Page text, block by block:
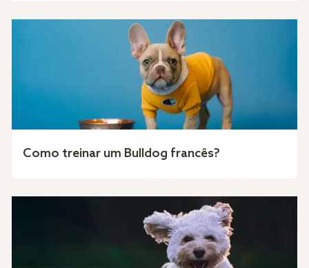
Como treinar um Bulldog francês?